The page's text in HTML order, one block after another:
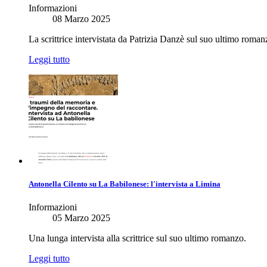
Informazioni
08 Marzo 2025
La scrittrice intervistata da Patrizia Danzè sul suo ultimo
Leggi tutto
Antonella Cilento su La Babilonese: l'intervista a Limina
Informazioni
05 Marzo 2025
Una lunga intervista alla scrittrice sul suo ultimo romanzo.
Leggi tutto